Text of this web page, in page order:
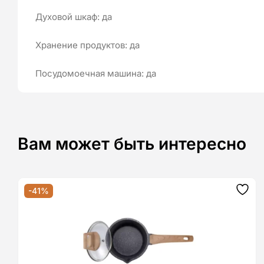
Духовой шкаф: да
Хранение продуктов: да
Посудомоечная машина: да
Вам может быть интересно
-41%